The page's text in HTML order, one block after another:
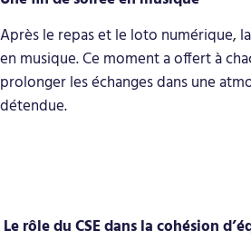
Après le repas et le loto numérique,
en musique. Ce moment a offert à
prolonger les échanges dans une
détendue.
Le rôle du CSE dans la cohésion